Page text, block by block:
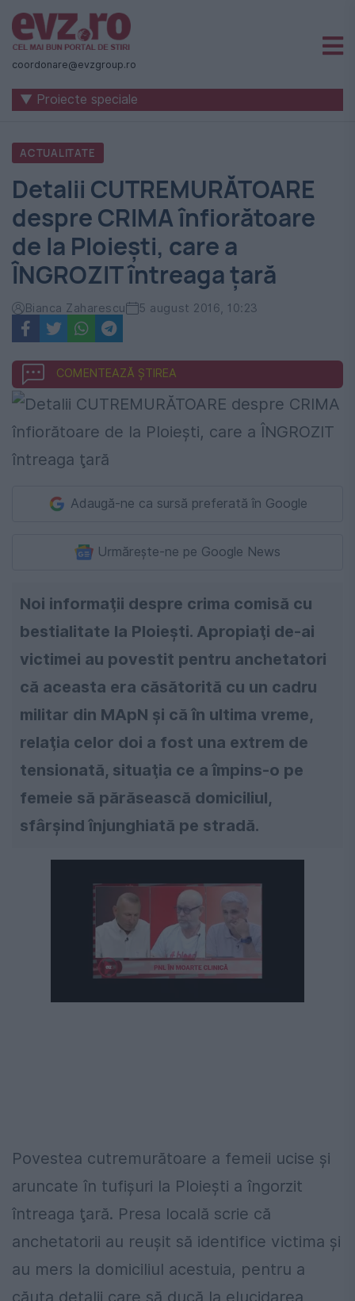
Știri
naționale
internaționale
România
-
Evenimentul
Zilei
coordonare@evzgroup.ro
▼ Proiecte speciale
ACTUALITATE
Detalii CUTREMURĂTOARE
despre CRIMA înfiorătoare
de la Ploieşti, care a
ÎNGROZIT întreaga ţară
Bianca Zaharescu 5 august 2016, 10:23
COMENTEAZĂ ȘTIREA
Adaugă-ne ca sursă preferată în Google
Urmărește-ne pe Google News
Noi informaţii despre crima comisă cu
bestialitate la Ploieşti. Apropiaţi de-ai
victimei au povestit pentru anchetatori
că aceasta era căsătorită cu un cadru
militar din MApN şi că în ultima vreme,
relaţia celor doi a fost una extrem de
tensionată, situaţia ce a împins-o pe
femeie să părăsească domiciliul,
sfârşind înjunghiată pe stradă.
Povestea cutremurătoare a femeii ucise şi
aruncate în tufişuri la Ploieşti a îngorzit
întreaga ţară. Presa locală scrie că
anchetatorii au reuşit să identifice victima şi
au mers la domiciliul acestuia, pentru a
căuta detalii care să ducă la elucidarea